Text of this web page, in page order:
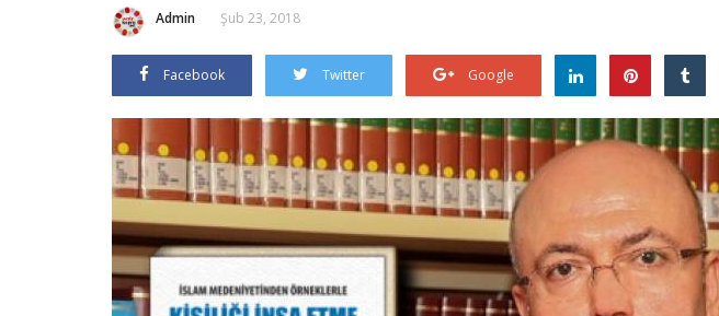
Admin Şub 23, 2018
Facebook Twitter Google